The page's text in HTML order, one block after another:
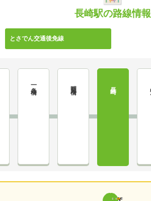
長崎駅の路線情報
とさでん交通後免線